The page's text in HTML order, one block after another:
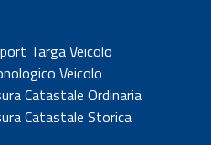
Targa Veicolo
Veicolo
Catastale Ordinaria
Catastale Storica